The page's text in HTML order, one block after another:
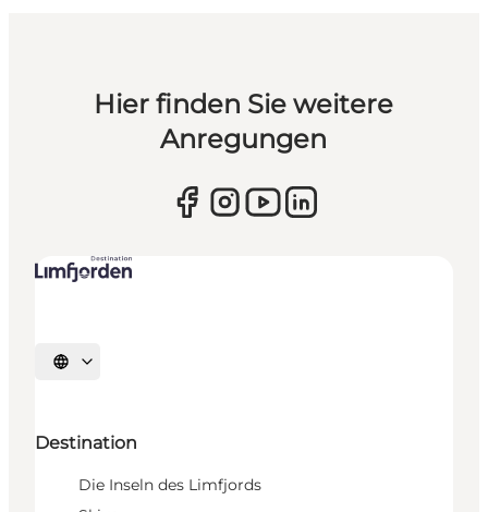
Hier finden Sie weitere
Anregungen
Sprache auswählen
Destination
Die Inseln des Limfjords